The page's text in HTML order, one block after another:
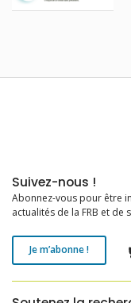
Fondation pour la
Suivez-nous !
Abonnez-vous pour être
actualités de la FRB et de
Je m’abonne !